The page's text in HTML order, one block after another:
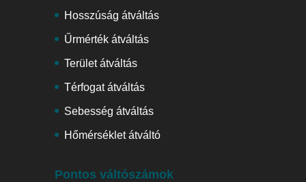
Hosszúság átváltás
Űrmérték átváltás
Terület átváltás
Térfogat átváltás
Sebesség átváltás
Hőmérséklet átváltó
Pontos váltószámok